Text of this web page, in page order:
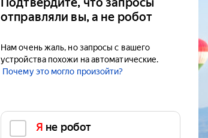
отправляли вы, а не робот
Нам очень жаль, но запросы с вашего
устройства похожи на автоматические.
Почему это могло произойти?
Я не робот